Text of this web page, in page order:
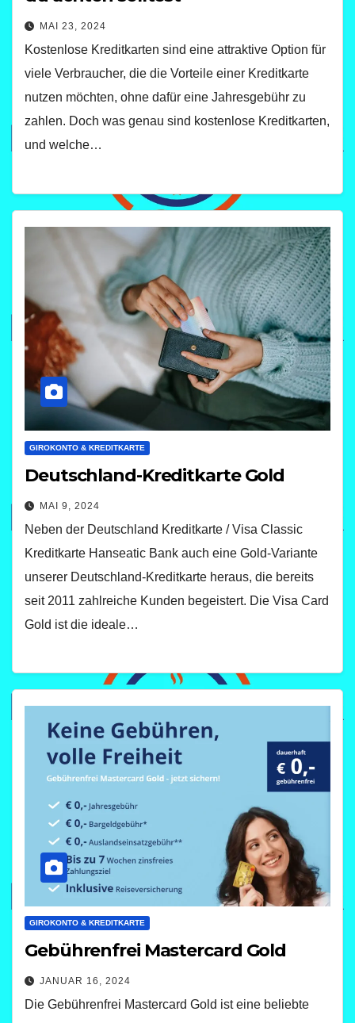
MAI 23, 2024
Kostenlose Kreditkarten sind eine attraktive Option für
viele Verbraucher, die die Vorteile einer Kreditkarte
nutzen möchten, ohne dafür eine Jahresgebühr zu
zahlen. Doch was genau sind kostenlose Kreditkarten,
und welche…
GIROKONTO & KREDITKARTE
Deutschland-Kreditkarte Gold
MAI 9, 2024
Neben der Deutschland Kreditkarte / Visa Classic
Kreditkarte Hanseatic Bank auch eine Gold-Variante
unserer Deutschland-Kreditkarte heraus, die bereits
seit 2011 zahlreiche Kunden begeistert. Die Visa Card
Gold ist die ideale…
GIROKONTO & KREDITKARTE
Gebührenfrei Mastercard Gold
JANUAR 16, 2024
Die Gebührenfrei Mastercard Gold ist eine beliebte